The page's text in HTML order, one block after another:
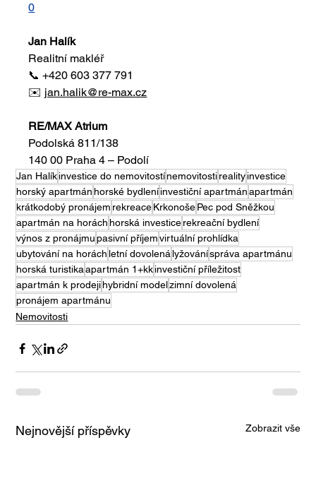
0
Jan Halík
Realitní makléř
📞 +420 603 377 791
✉️ jan.halik@re-max.cz
RE/MAX Atrium
Podolská 811/138
140 00 Praha 4 – Podolí
Jan Halíkinvestice do nemovitostínemovitostirealityinvestice
horský apartmán horské bydleníinvestiční apartmán apartmán
krátkodobý pronájem rekreaceKrkonošePec pod Sněžkou
apartmán na horách horská investicerekreační bydlení
výnos z pronájmu pasivní příjem virtuální prohlídka
ubytování na horách letní dovolenályžováníspráva apartmánu
horská turistikaapartmán 1+kkinvestiční příležitost
apartmán k prodejihybridní modelzimní dovolená
pronájem apartmánu
Nemovitosti
Nejnovější příspěvky Zobrazit vše